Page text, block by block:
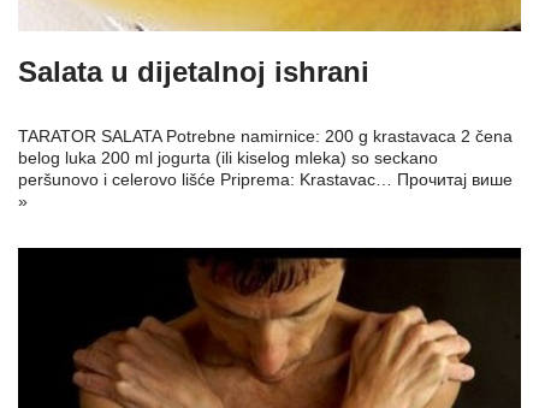
Salata u dijetalnoj ishrani
TARATOR SALATA Potrebne namirnice: 200 g krastavaca 2 čena
belog luka 200 ml jogurta (ili kiselog mleka) so seckano
peršunovo i celerovo lišće Priprema: Krastavac… Прочитај више
»